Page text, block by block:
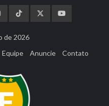
de 2026
Equipe Anuncie Contato